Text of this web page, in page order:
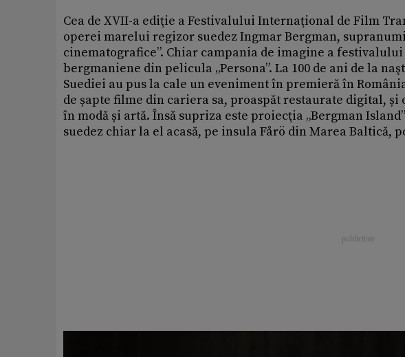
Cea de XVII-a ediţie a Festivalului Internaţional de Film
operei marelui regizor suedez Ingmar Bergman,
cinematografice”. Chiar campania de imagine a
bergmaniene din pelicula „Persona”. La 100 de ani de la
Suediei au pus la cale un eveniment în premieră în
de șapte filme din cariera sa, proaspăt restaurate digital,
în modă și artă. Însă supriza este proiecţia „Bergman
suedez chiar la el acasă, pe insula Fårö din Marea Baltică,